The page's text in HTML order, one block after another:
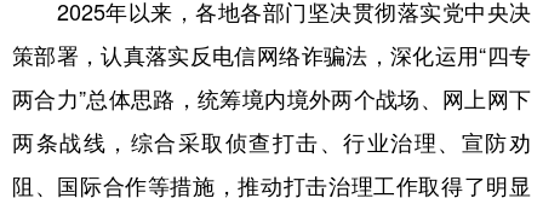
Deutsch Português
2025年以来，各地各部门坚决贯彻落实党中央决
策部署，认真落实反电信网络诈骗法，深化运用“四专
两合力”总体思路，统筹境内境外两个战场、网上网下
两条战线，综合采取侦查打击、行业治理、宣防劝
阻、国际合作等措施，推动打击治理工作取得了明显